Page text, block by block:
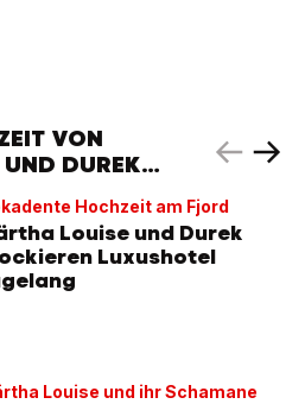
VON
DUREK
Hochzeit am Fjord
Louise und Durek
Luxushotel
Louise und ihr Schamane